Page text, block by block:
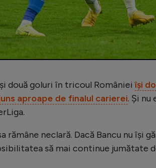
două goluri în tricoul Românieiîși
aproape de finalul carierei. Și nu
rămâne neclară. Dacă Bancu nu își
să mai continue jumătate